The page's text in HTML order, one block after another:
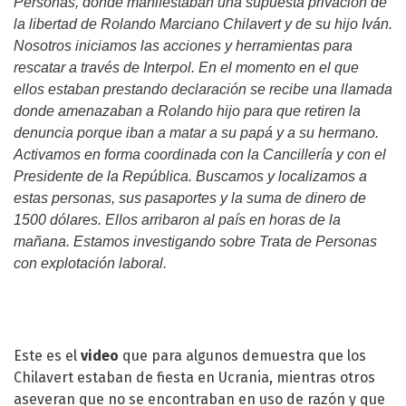
la libertad de Rolando Marciano Chilavert y de su hijo Iván.
Nosotros iniciamos las acciones y herramientas para
rescatar a través de Interpol. En el momento en el que
ellos estaban prestando declaración se recibe una llamada
donde amenazaban a Rolando hijo para que retiren la
denuncia porque iban a matar a su papá y a su hermano.
Activamos en forma coordinada con la Cancillería y con el
Presidente de la República. Buscamos y localizamos a
estas personas, sus pasaportes y la suma de dinero de
1500 dólares. Ellos arribaron al país en horas de la
mañana. Estamos investigando sobre Trata de Personas
con explotación laboral.
Este es el video que para algunos demuestra que los
Chilavert estaban de fiesta en Ucrania, mientras otros
aseveran que no se encontraban en uso de razón y que